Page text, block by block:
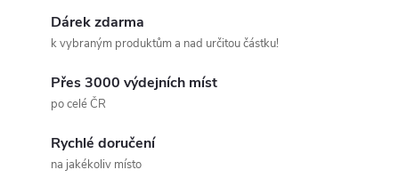
Dárek zdarma
k vybraným produktům a nad určitou částku!
Přes 3000 výdejních míst
po celé ČR
Rychlé doručení
na jakékoliv místo